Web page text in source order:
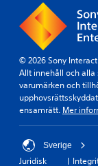
© 2026 Sony
Allt innehåll och
varumärken och
ensamrätt. Mer
Sverige
Juridisk